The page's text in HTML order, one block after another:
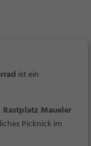
ist ein
Maueler
Picknick im